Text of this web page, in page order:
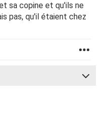
il emmène sa copine
mon fils totalement.
dit jamais merci pour
leur repas. Jamais une
a longueur de journée
Et je ne demande pas
revenus.
également il va
sa copine et qu'ils ne
pas, qu'il étaient chez